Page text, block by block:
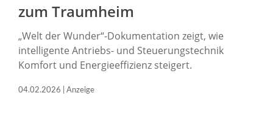
zum Traumheim
„Welt der Wunder“-Dokumentation zeigt, wie
intelligente Antriebs- und Steuerungstechnik
Komfort und Energieeffizienz steigert.
04.02.2026 | Anzeige